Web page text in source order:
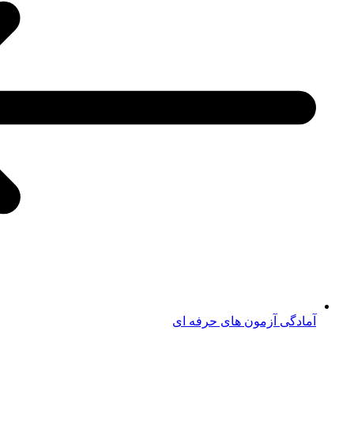
آمادگی آزمون های حرفه ای